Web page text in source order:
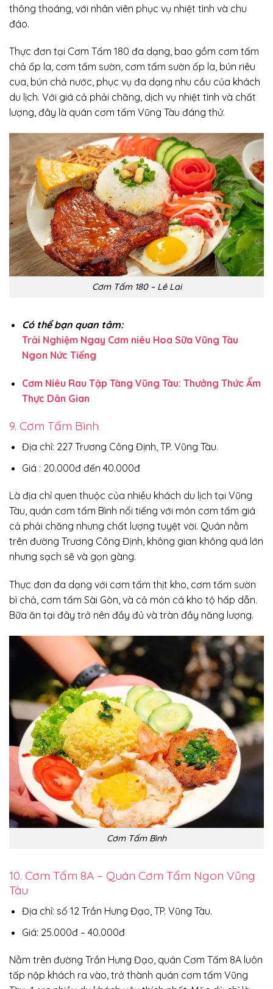
thông thoáng, với nhân viên phục vụ nhiệt tình và chu
đáo.
Thực đơn tại Cơm Tấm 180 đa dạng, bao gồm cơm tấm
chả ốp la, cơm tấm sườn, cơm tấm sườn ốp la, bún riêu
cua, bún chả nước, phục vụ đa dạng nhu cầu của khách
du lịch. Với giá cả phải chăng, dịch vụ nhiệt tình và chất
lượng, đây là quán cơm tấm Vũng Tàu đáng thử.
Cơm Tấm 180 – Lê Lai
Có thể bạn quan tâm:
Trải Nghiệm Ngay Cơm niêu Hoa Sữa Vũng Tàu
Ngon Nức Tiếng
Cơm Niêu Rau Tập Tàng Vũng Tàu: Thưởng Thức Ẩm
Thực Dân Gian
9. Cơm Tấm Bình
Địa chỉ: 227 Trương Công Định, TP. Vũng Tàu.
Giá : 20.000đ đến 40.000đ
Là địa chỉ quen thuộc của nhiều khách du lịch tại Vũng
Tàu, quán cơm tấm Bình nổi tiếng với món cơm tấm giá
cả phải chăng nhưng chất lượng tuyệt vời. Quán nằm
trên đường Trương Công Định, không gian không quá lớn
nhưng sạch sẽ và gọn gàng.
Thực đơn đa dạng với cơm tấm thịt kho, cơm tấm sườn
bì chả, cơm tấm Sài Gòn, và cả món cá kho tộ hấp dẫn.
Bữa ăn tại đây trở nên đầy đủ và tràn đầy năng lượng.
Cơm Tấm Bình
10. Cơm Tấm 8A – Quán Cơm Tấm Ngon Vũng
Tàu
Địa chỉ: số 12 Trần Hưng Đạo, TP. Vũng Tàu.
Giá: 25.000đ – 40.000đ
Nằm trên đường Trần Hưng Đạo, quán Cơm Tấm 8A luôn
tấp nập khách ra vào, trở thành quán cơm tấm Vũng